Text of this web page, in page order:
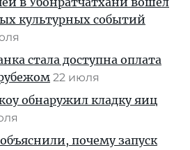
культурных событий
стала доступна оплата
22 июля
обнаружил кладку яиц
почему запуск